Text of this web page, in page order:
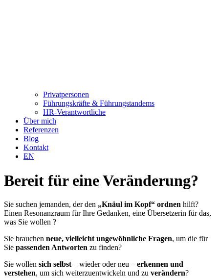
Privatpersonen
Führungskräfte & Führungstandems
HR-Verantwortliche
Über mich
Referenzen
Blog
Kontakt
EN
Bereit für eine Veränderung?
Sie suchen jemanden, der den „Knäul im Kopf“ ordnen hilft?
Einen Resonanzraum für Ihre Gedanken, eine Übersetzerin für das,
was Sie wollen ?
Sie brauchen neue, vielleicht ungewöhnliche Fragen, um die für
Sie passenden Antworten zu finden?
Sie wollen sich selbst – wieder oder neu – erkennen und
verstehen, um sich weiterzuentwickeln und zu verändern?